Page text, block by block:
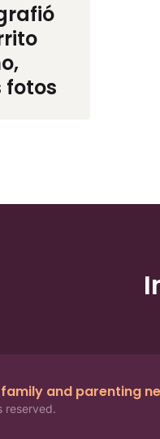
fotos
and parenting
reserved.